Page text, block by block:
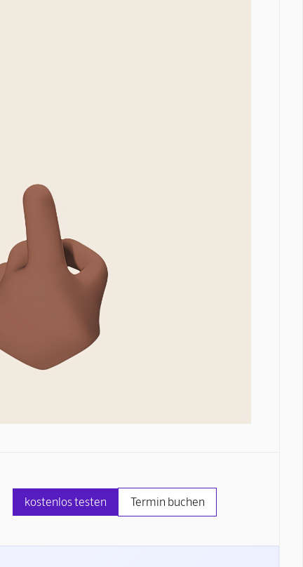
kostenlos testen Termin buchen